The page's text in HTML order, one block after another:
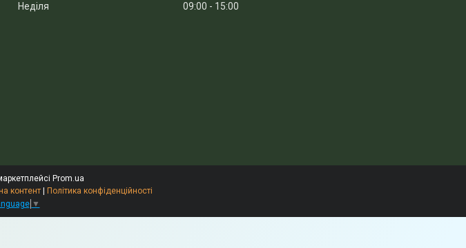
Неділя
09:00 15:00
Prom.ua
контент
Політика конфіденційності
▼